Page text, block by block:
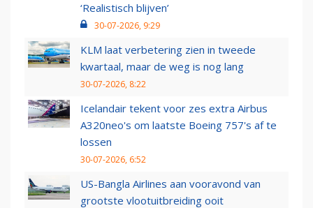
‘Realistisch blijven’
30-07-2026, 9:29
KLM laat verbetering zien in tweede
kwartaal, maar de weg is nog lang
30-07-2026, 8:22
Icelandair tekent voor zes extra Airbus
A320neo's om laatste Boeing 757's af te
lossen
30-07-2026, 6:52
US-Bangla Airlines aan vooravond van
grootste vlootuitbreiding ooit